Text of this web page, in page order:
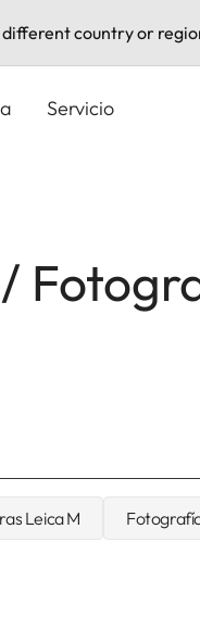
different country or
Servicio
Leica M